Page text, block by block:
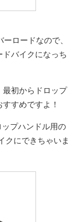
ーロードなので、
バイクになっち
最初からドロップ
すめですよ！
プハンドル用の
クにできちゃいま